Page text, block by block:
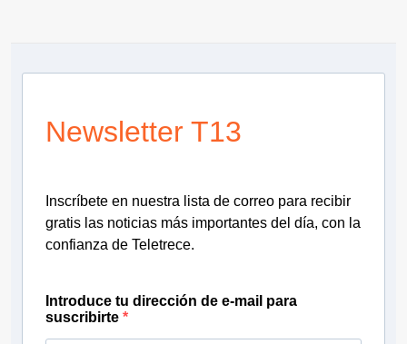
Newsletter T13
Inscríbete en nuestra lista de correo para recibir
gratis las noticias más importantes del día, con la
confianza de Teletrece.
Introduce tu dirección de e-mail para
suscribirte